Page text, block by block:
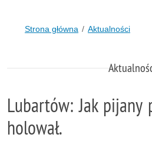
Strona główna Aktualności
Lubartów: Jak pijany
holował.